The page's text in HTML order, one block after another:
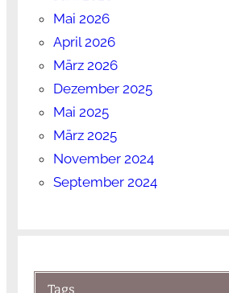
Mai 2026
April 2026
März 2026
Dezember 2025
Mai 2025
März 2025
November 2024
September 2024
Tags